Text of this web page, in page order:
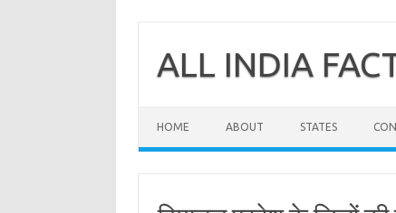
contentALL INDIA
HOME ABOUT STATES